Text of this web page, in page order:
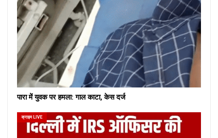
पारा में युवक पर हमला: गाल काटा, केस दर्ज
क्राइम LIVE